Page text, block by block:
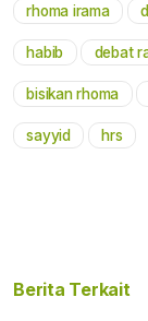
rhoma irama
habib debat
bisikan rhoma
sayyid hrs
Berita Terkait